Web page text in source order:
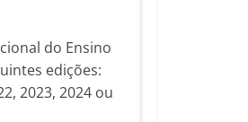
do Ensino
edições:
2023, 2024 ou